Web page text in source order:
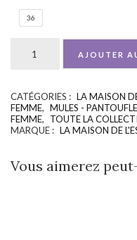
36
AJOUTER
CATÉGORIES : LA MAISON
FEMME, MULES -
FEMME,
TOUTE LA
MARQUE : LA MAISON DE
Vous aimerez